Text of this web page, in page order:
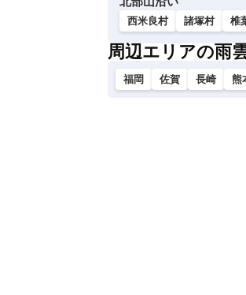
西米良村 諸塚村 椎
周辺エリアの雨
福岡 佐賀 長崎 熊